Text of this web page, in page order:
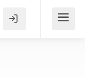
Menú